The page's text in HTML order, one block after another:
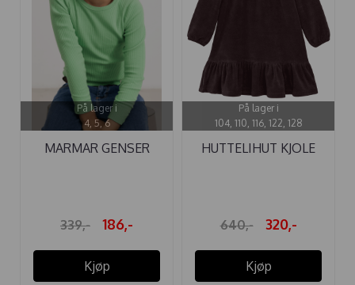
På lager i
4, 5, 6
MARMAR GENSER
339,- 186,-
Kjøp
På lager i
104, 110, 116, 122, 128
HUTTELIHUT KJOLE
640,- 320,-
Kjøp